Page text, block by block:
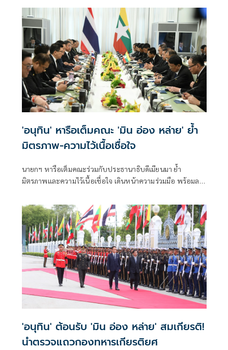
การทูตไทยบนเวทีโลก
'อนุทิน' หารือเต็มคณะ 'มิน อ่อง หล่าย' ย้ำ
มิตรภาพ-ความไว้เนื้อเชื่อใจ
นายกฯ หารือเต็มคณะร่วมกับประธานาธิบดีเมียนมา ย้ำ
มิตรภาพและความไว้เนื้อเชื่อใจ เดินหน้าความร่วมมือ พร้อมลง
คุณภาพน้ำ -เทคโนโลยีอวกาศ
'อนุทิน' ต้อนรับ 'มิน อ่อง หล่าย' สมเกียรติ!
นำตรวจแถวกองทหารเกียรติยศ